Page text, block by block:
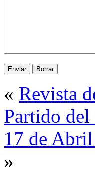
« Revista
Partido
17 de
»